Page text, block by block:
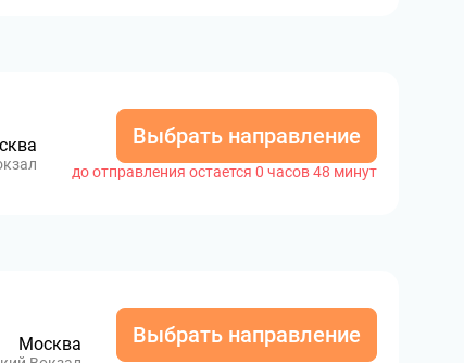
Выбрать направление
до отправления остается 0 часов 48 минут
Москва Выбрать направление